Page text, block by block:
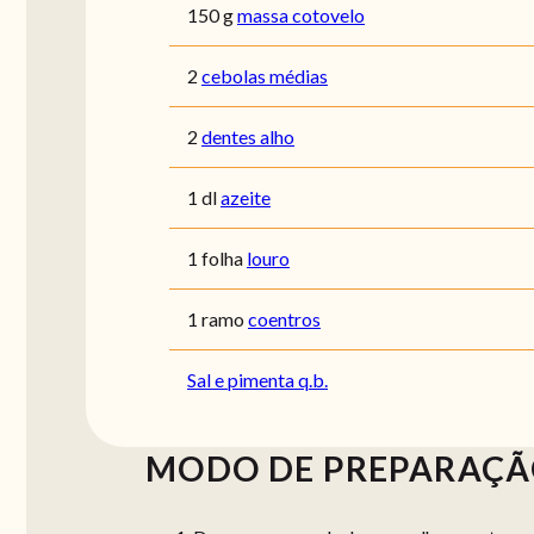
150 gmassa cotovelo
2 cebolas médias
2 dentes alho
1 dlazeite
1 folha louro
1 ramo coentros
Sal e pimenta q.b.
MODO DE